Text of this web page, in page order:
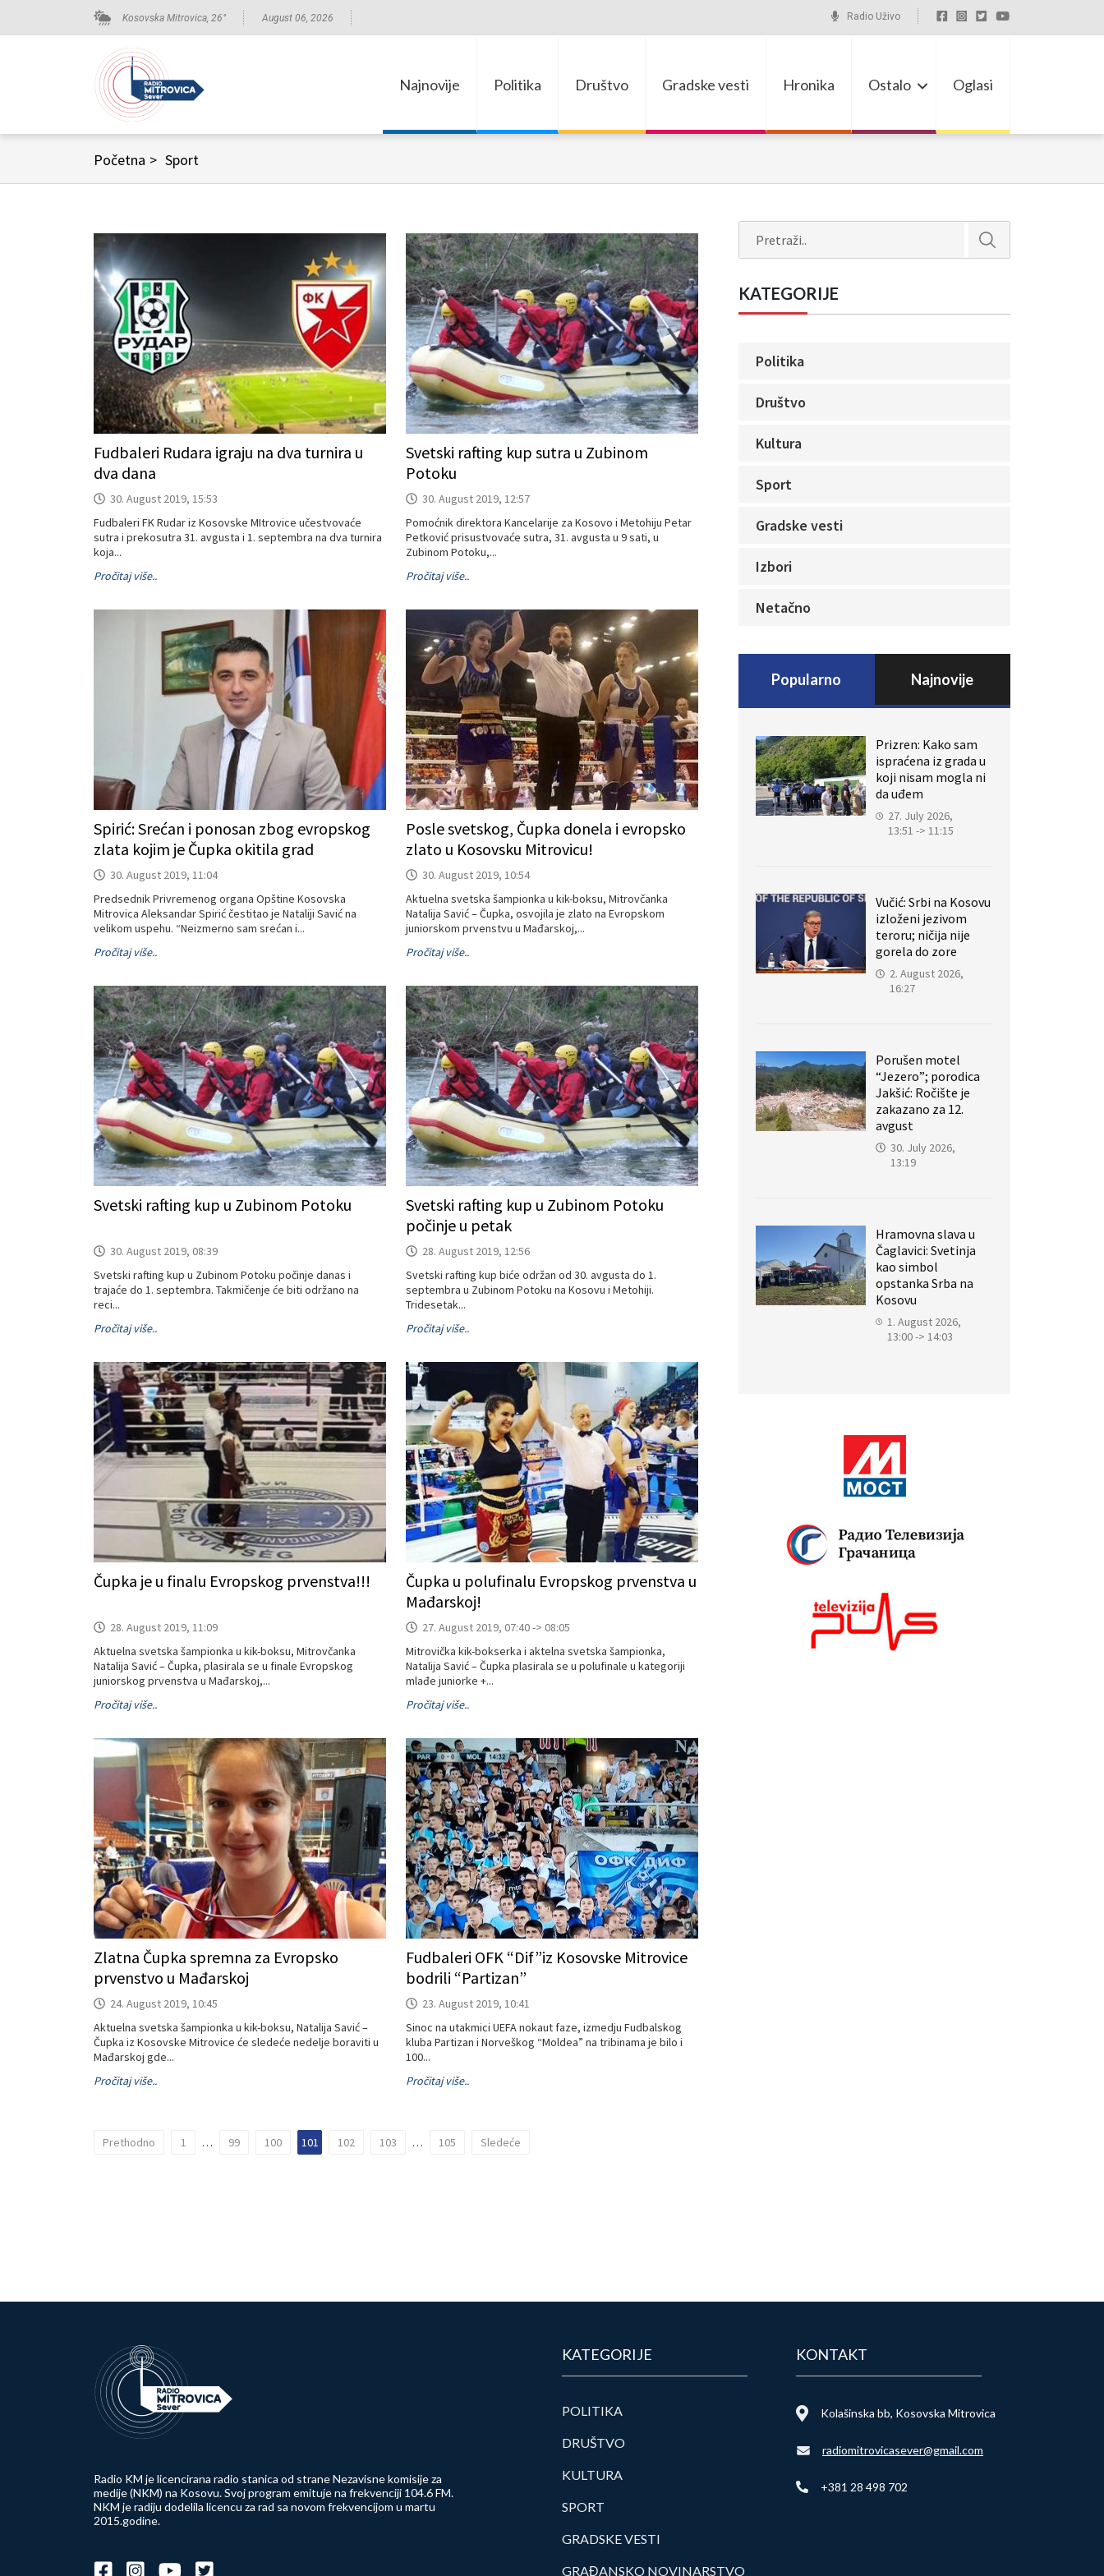
Kosovska Mitrovica, 26° August 06, 2026 Radio Uživo
Najnovije Politika Društvo Gradske vesti Hronika Ostalo Oglasi
Početna > Sport
Fudbaleri Rudara igraju na dva turnira u
dva dana
30. August 2019, 15:53
Fudbaleri FK Rudar iz Kosovske MItrovice učestvovaće
sutra i prekosutra 31. avgusta i 1. septembra na dva turnira
koja...
Pročitaj više..
Svetski rafting kup sutra u Zubinom
Potoku
30. August 2019, 12:57
Pomoćnik direktora Kancelarije za Kosovo i Metohiju Petar
Petković prisustvovaće sutra, 31. avgusta u 9 sati, u
Zubinom Potoku,...
Pročitaj više..
Spirić: Srećan i ponosan zbog evropskog
zlata kojim je Čupka okitila grad
30. August 2019, 11:04
Predsednik Privremenog organa Opštine Kosovska
Mitrovica Aleksandar Spirić čestitao je Nataliji Savić na
velikom uspehu. “Neizmerno sam srećan i...
Pročitaj više..
Posle svetskog, Čupka donela i evropsko
zlato u Kosovsku Mitrovicu!
30. August 2019, 10:54
Aktuelna svetska šampionka u kik-boksu, Mitrovčanka
Natalija Savić – Čupka, osvojila je zlato na Evropskom
juniorskom prvenstvu u Mađarskoj,...
Pročitaj više..
Svetski rafting kup u Zubinom Potoku
30. August 2019, 08:39
Svetski rafting kup u Zubinom Potoku počinje danas i
trajaće do 1. septembra. Takmičenje će biti održano na
reci...
Pročitaj više..
Svetski rafting kup u Zubinom Potoku
počinje u petak
28. August 2019, 12:56
Svetski rafting kup biće održan od 30. avgusta do 1.
septembra u Zubinom Potoku na Kosovu i Metohiji.
Tridesetak...
Pročitaj više..
Čupka je u finalu Evropskog prvenstva!!!
28. August 2019, 11:09
Aktuelna svetska šampionka u kik-boksu, Mitrovčanka
Natalija Savić – Čupka, plasirala se u finale Evropskog
juniorskog prvenstva u Mađarskoj,...
Pročitaj više..
Čupka u polufinalu Evropskog prvenstva u
Mađarskoj!
27. August 2019, 07:40 -> 08:05
Mitrovička kik-bokserka i aktelna svetska šampionka,
Natalija Savić – Čupka plasirala se u polufinale u kategoriji
mlađe juniorke +...
Pročitaj više..
Zlatna Čupka spremna za Evropsko
prvenstvo u Mađarskoj
24. August 2019, 10:45
Aktuelna svetska šampionka u kik-boksu, Natalija Savić –
Čupka iz Kosovske Mitrovice će sledeće nedelje boraviti u
Mađarskoj gde...
Pročitaj više..
Fudbaleri OFK “Dif”iz Kosovske Mitrovice
bodrili “Partizan”
23. August 2019, 10:41
Sinoc na utakmici UEFA nokaut faze, izmedju Fudbalskog
kluba Partizan i Norveškog “Moldea” na tribinama je bilo i
100...
Pročitaj više..
Prethodno 1 … 99 100 101 102 103 … 105 Sledeće
KATEGORIJE
Politika
Društvo
Kultura
Sport
Gradske vesti
Izbori
Netačno
Popularno Najnovije
Prizren: Kako sam
ispraćena iz grada u
koji nisam mogla ni
da uđem
27. July 2026,
13:51 -> 11:15
Vučić: Srbi na Kosovu
izloženi jezivom
teroru; ničija nije
gorela do zore
2. August 2026,
16:27
Porušen motel
“Jezero”; porodica
Jakšić: Ročište je
zakazano za 12.
avgust
30. July 2026,
13:19
Hramovna slava u
Čaglavici: Svetinja
kao simbol
opstanka Srba na
Kosovu
1. August 2026,
13:00 -> 14:03
Radio KM je licencirana radio stanica od strane Nezavisne komisije za
medije (NKM) na Kosovu. Svoj program emituje na frekvenciji 104.6 FM.
NKM je radiju dodelila licencu za rad sa novom frekvencijom u martu
2015.godine.
KATEGORIJE
POLITIKA
DRUŠTVO
KULTURA
SPORT
GRADSKE VESTI
GRAĐANSKO NOVINARSTVO
KONTAKT
Kolašinska bb, Kosovska Mitrovica
radiomitrovicasever@gmail.com
+381 28 498 702